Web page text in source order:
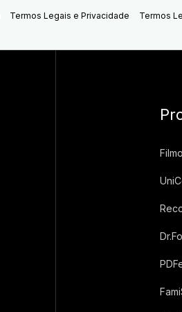
Termos Legais e Privacidade Termos